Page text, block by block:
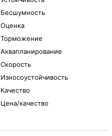
Бесшумность
Оценка
Торможение
Аквапланирование
Скорость
Износоустойчивость
Качество
Цена/качество